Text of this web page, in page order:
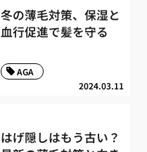
冬の薄毛対策、保湿と
血行促進で髪を守る
2024.03.11
AGA
はげ隠しはもう古い？